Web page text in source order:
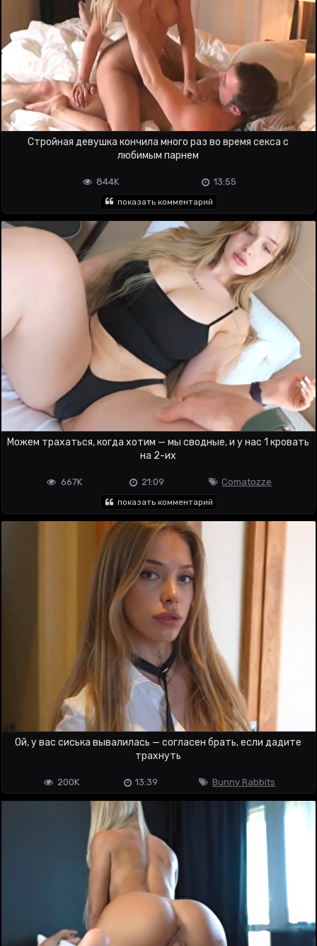
Стройная девушка кончила много раз во время секса с
любимым парнем
13:55
844K
показать комментарий
Можем трахаться, когда хотим — мы сводные, и у нас 1 кровать
на 2-их
Comatozze
21:09
667K
показать комментарий
Ой, у вас сиська вывалилась — согласен брать, если дадите
трахнуть
Bunny Rabbits
13:39
200K